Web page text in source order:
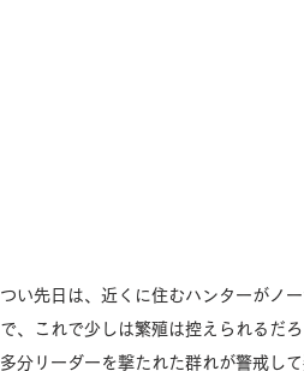
つい先日は、近くに住むハンターがノ
で、これで少しは繁殖は控えられるだ
多分リーダーを撃たれた群れが警戒し